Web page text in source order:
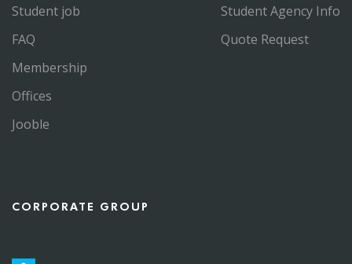
Student job
FAQ
Membership
Offices
Jooble
Student Agency Info
Quote Request
CORPORATE GROUP